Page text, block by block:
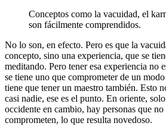
Conceptos como la vacuidad, el
son fácilmente comprendidos.
No lo son, en efecto. Pero es que la
concepto, sino una experiencia, que se
meditando. Pero tener esa experiencia no
se tiene uno que comprometer de un
tiene que tener un maestro también. Esto
casi nadie, ese es el punto. En oriente,
occidente en cambio, hay personas que
comprometen, lo que resulta novedoso.